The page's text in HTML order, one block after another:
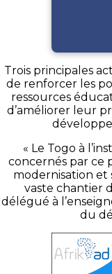
Trois principales
de renforcer les
ressources
d’améliorer leur
« Le Togo à
concernés par ce
modernisation et
vaste chantier
délégué à
du